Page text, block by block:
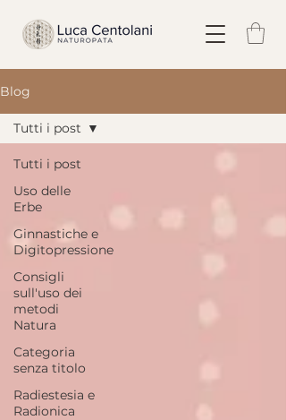
Blog
Tutti i post
Uso delle
Erbe
Ginnastiche e
Digitopressione
Consigli
sull'uso dei
metodi
Natura
Categoria
senza titolo
Radiestesia e
Radionica
Tutti i post